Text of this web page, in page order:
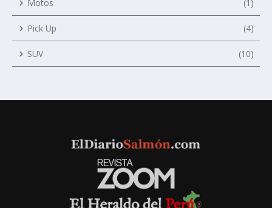
Motos (1)
Pick Up (4)
SUV (10)